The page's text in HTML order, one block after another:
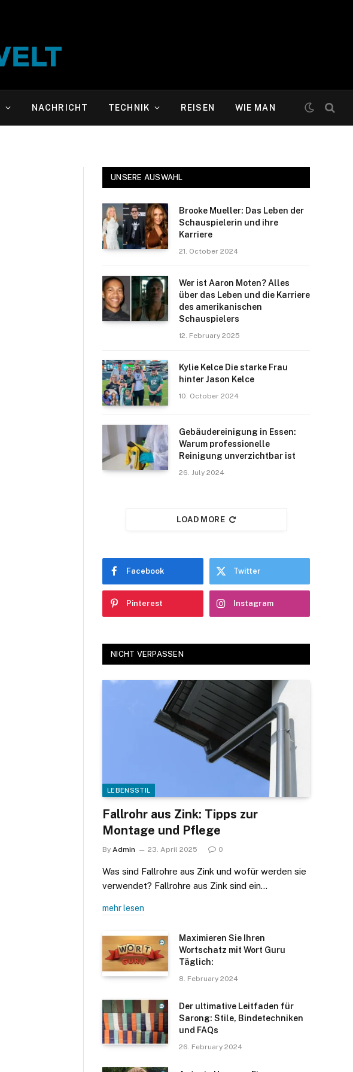
NACHRICHT TECHNIK REISEN WIE MAN
UNSERE AUSWAHL
Brooke Mueller: Das Leben der
Schauspielerin und ihre
Karriere
21. October 2024
Wer ist Aaron Moten? Alles
über das Leben und die Karriere
des amerikanischen
Schauspielers
12. February 2025
Kylie Kelce Die starke Frau
hinter Jason Kelce
10. October 2024
Gebäudereinigung in Essen:
Warum professionelle
Reinigung unverzichtbar ist
26. July 2024
LOAD MORE
Facebook Twitter
Pinterest Instagram
NICHT VERPASSEN
LEBENSSTIL
Fallrohr aus Zink: Tipps zur
Montage und Pflege
By Admin 23. April 2025 0
Was sind Fallrohre aus Zink und wofür werden sie
verwendet? Fallrohre aus Zink sind ein…
mehr lesen
Maximieren Sie Ihren
Wortschatz mit Wort Guru
Täglich:
8. February 2024
Der ultimative Leitfaden für
Sarong: Stile, Bindetechniken
und FAQs
26. February 2024